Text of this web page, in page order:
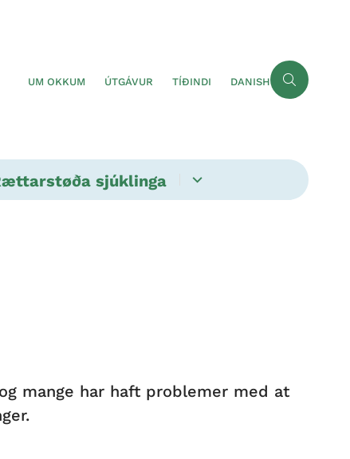
UM OKKUM ÚTGÁVUR TÍÐINDI DANISH
sjúklinga
mange har haft problemer med at